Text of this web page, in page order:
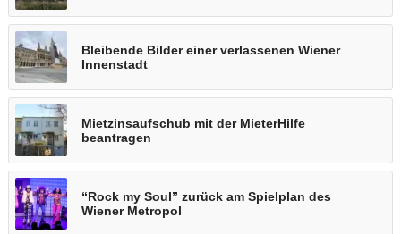
Bleibende Bilder einer verlassenen Wiener
Innenstadt
Mietzinsaufschub mit der MieterHilfe
beantragen
“Rock my Soul” zurück am Spielplan des
Wiener Metropol